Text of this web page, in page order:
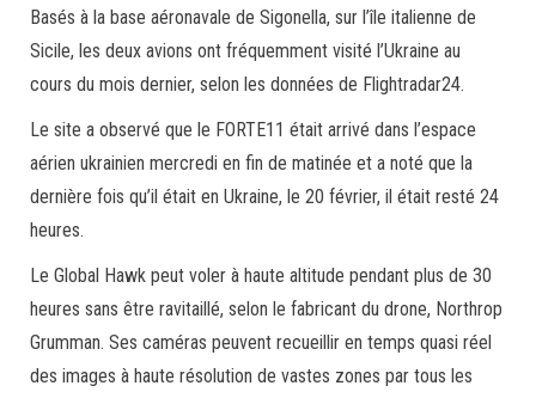
Basés à la base aéronavale de Sigonella, sur l’île italienne de
Sicile, les deux avions ont fréquemment visité l’Ukraine au
cours du mois dernier, selon les données de Flightradar24.
Le site a observé que le FORTE11 était arrivé dans l’espace
aérien ukrainien mercredi en fin de matinée et a noté que la
dernière fois qu’il était en Ukraine, le 20 février, il était resté 24
heures.
Le Global Hawk peut voler à haute altitude pendant plus de 30
heures sans être ravitaillé, selon le fabricant du drone, Northrop
Grumman. Ses caméras peuvent recueillir en temps quasi réel
des images à haute résolution de vastes zones par tous les